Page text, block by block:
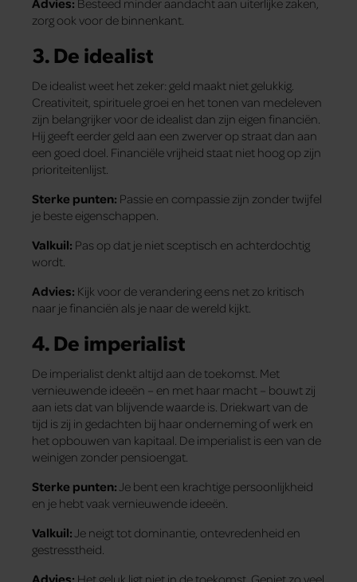
zorg ook voor de binnenkant.
3. De idealist
De idealist weet het zeker: geld maakt niet gelukkig.
Creativiteit, spirituele groei en het tonen van medeleven
zijn belangrijker voor de idealist dan zijn eigen financiën.
Hij geeft eerder geld aan een zwerver op straat dan aan
een goed doel. Financiële vrijheid staat niet hoog op zijn
prioriteitenlijst.
Sterke punten: Passie en compassie zijn zonder twijfel
je beste eigenschappen.
Valkuil: Pas op dat je niet sceptisch en achterdochtig
wordt.
Advies: Kijk voor de verandering eens net zo kritisch
naar je financiën als je naar de wereld kijkt.
4. De imperialist
De imperialist denkt altijd aan de toekomst. Met
vernieuwende ideeën – en met haar macht – bouwt zij
aan iets dat van blijvende waarde is. Driekwart van de
tijd is zij in gedachten bij haar onderneming of werk en
het opbouwen van kapitaal. De imperialist is een van de
weinigen zonder pensioengat.
Sterke punten:Je bent een krachtige persoonlijkheid
en je hebt vaak vernieuwende ideeën.
Valkuil:Je neigt tot dominantie, ontevredenheid en
gestresstheid.